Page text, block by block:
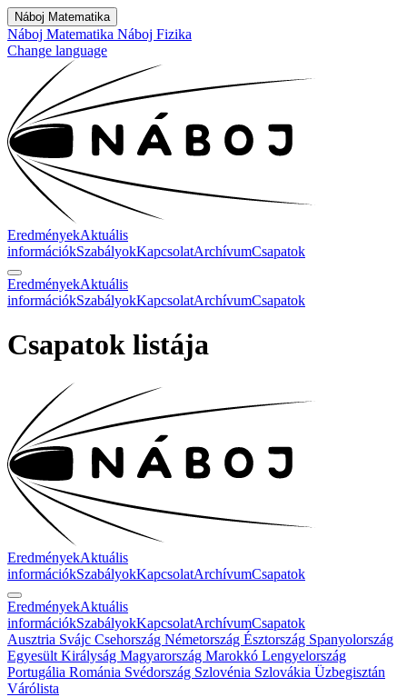
Náboj Matematika
Náboj Matematika Náboj Fizika
Change language
EredményekAktuális
információkSzabályokKapcsolatArchívumCsapatok
EredményekAktuális
információkSzabályokKapcsolatArchívumCsapatok
Csapatok listája
EredményekAktuális
információkSzabályokKapcsolatArchívumCsapatok
EredményekAktuális
információkSzabályokKapcsolatArchívumCsapatok
Ausztria Svájc Csehország Németország Észtország Spanyolország
Egyesült Királyság Magyarország Marokkó Lengyelország
Portugália Románia Svédország Szlovénia Szlovákia Üzbegisztán
Várólista